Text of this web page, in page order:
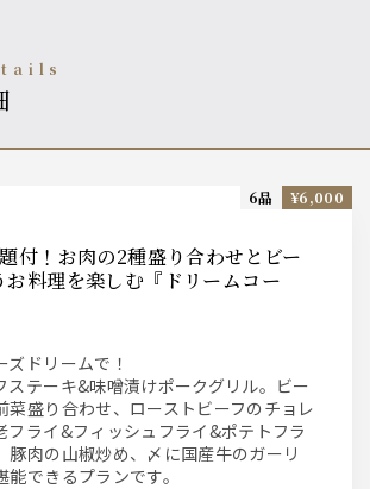
お料理を楽しむ『ドリームコー
ズドリームで！
ステーキ&味噌漬けポークグリル。ビー
菜盛り合わせ、ローストビーフのチョレ
フライ&フィッシュフライ&ポテトフラ
豚肉の山椒炒め、〆に国産牛のガーリ
能できるプランです。
6品 ¥6,000